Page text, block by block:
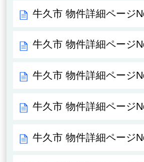
牛久市 物件詳細ページ
牛久市 物件詳細ページ
牛久市 物件詳細ページ
牛久市 物件詳細ページ
牛久市 物件詳細ページ